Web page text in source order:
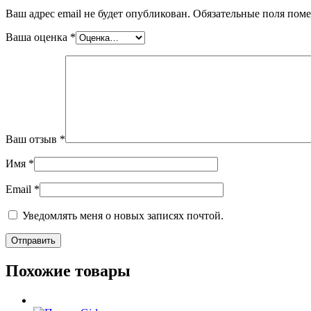
Ваш адрес email не будет опубликован. Обязательные поля
Ваша оценка *
Ваш отзыв *
Имя *
Email *
Уведомлять меня о новых записях почтой.
Похожие товары